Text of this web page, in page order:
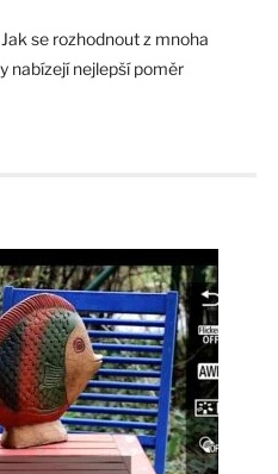
se rozhodnout z mnoha
nabízejí nejlepší poměr